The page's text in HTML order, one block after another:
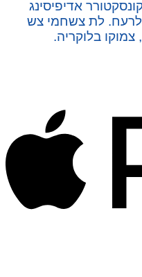
אדיפיסינג
לרעח. לת צשחמי צש
צמוקו בלוקריה.